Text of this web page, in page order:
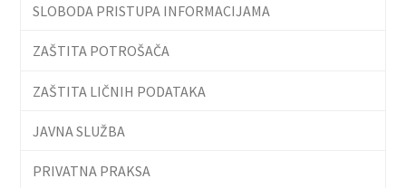
SLOBODA PRISTUPA INFORMACIJAMA
ZAŠTITA POTROŠAČA
ZAŠTITA LIČNIH PODATAKA
JAVNA SLUŽBA
PRIVATNA PRAKSA